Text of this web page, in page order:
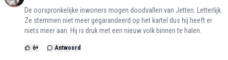
De oorspronkelijke inwoners mogen doodvallen van Jetten. Letterlijk.
Ze stemmen niet meer gegarandeerd op het kartel dus hij heeft er
niets meer aan. Hij is druk met een nieuw volk binnen te halen.
6+ Antwoord